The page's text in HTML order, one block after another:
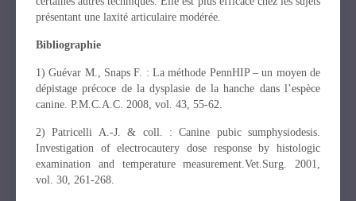
présentant une laxité articulaire modérée.
Bibliographie
1) Guévar M., Snaps F. : La méthode PennHIP – un moyen de
dépistage précoce de la dysplasie de la hanche dans l’espèce
canine. P.M.C.A.C. 2008, vol. 43, 55-62.
2) Patricelli A.-J. & coll. : Canine pubic sumphysiodesis.
Investigation of electrocautery dose response by histologic
examination and temperature measurement.Vet.Surg. 2001,
vol. 30, 261-268.